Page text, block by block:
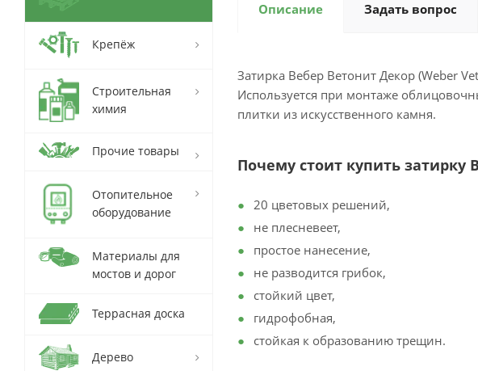
Описание Задать вопрос
Затирка Вебер Ветонит Декор (Weber
Используется при монтаже
плитки из искусственного камня.
Почему стоит купить затирку
20 цветовых решений,
не плесневеет,
простое нанесение,
не разводится грибок,
стойкий цвет,
гидрофобная,
стойкая к образованию трещин.
Крепёж
Строительная
химия
Прочие товары
Отопительное
оборудование
Материалы для
мостов и дорог
Террасная доска
Дерево